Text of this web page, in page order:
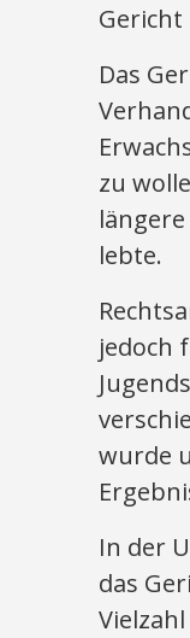
Das
zu
lebte.
jedoch
wurde
In der
das